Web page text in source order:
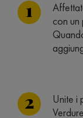
con un
Unite i